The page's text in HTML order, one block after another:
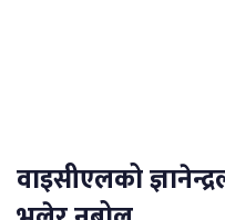
वाइसीएलको